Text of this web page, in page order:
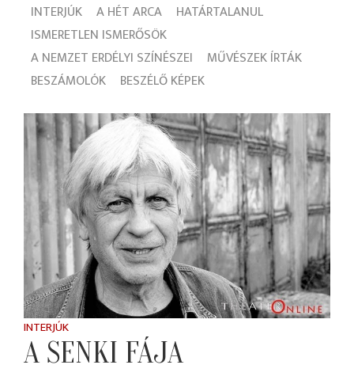
INTERJÚK A HÉT ARCA
HATÁRTALANUL
ISMERETLEN ISMERŐSÖK
A NEMZET ERDÉLYI SZÍNÉSZEI
MŰVÉSZEK ÍRTÁK
BESZÁMOLÓK
BESZÉLŐ KÉPEK
INTERJÚK
A SENKI FÁJA